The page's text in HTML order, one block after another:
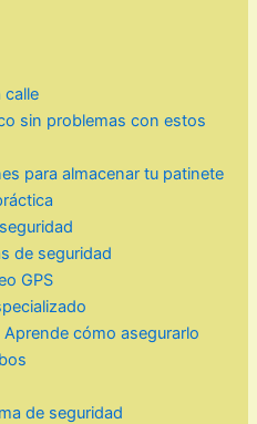
calle
sin problemas con estos
para almacenar tu patinete
de seguridad
GPS
cómo asegurarlo
de seguridad